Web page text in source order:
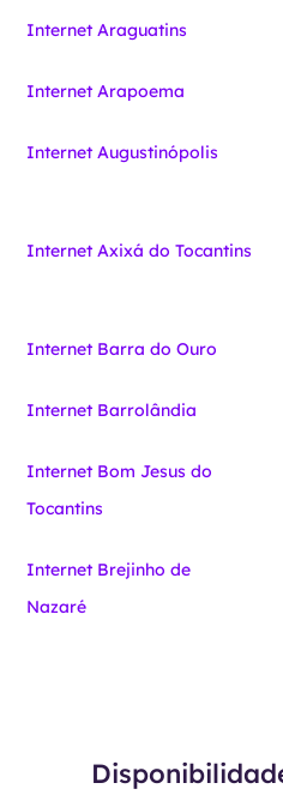
Internet Araguatins
Internet Arapoema
Internet Augustinópolis
Internet Axixá do Tocantins
Internet Barra do Ouro
Internet Barrolândia
Internet Bom Jesus do
Tocantins
Internet Brejinho de
Nazaré